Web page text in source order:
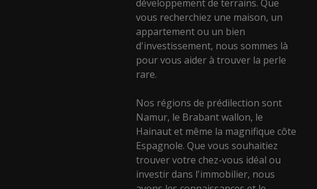
développement de terrains. Que
vous recherchiez une maison, un
appartement ou un bien
d'investissement, nous sommes là
pour vous aider à trouver la perle
rare.
Nos régions de prédilection sont
Namur, le Brabant wallon, le
Hainaut et même la magnifique côte
Espagnole. Que vous souhaitiez
trouver votre chez-vous idéal ou
investir dans l'immobilier, nous